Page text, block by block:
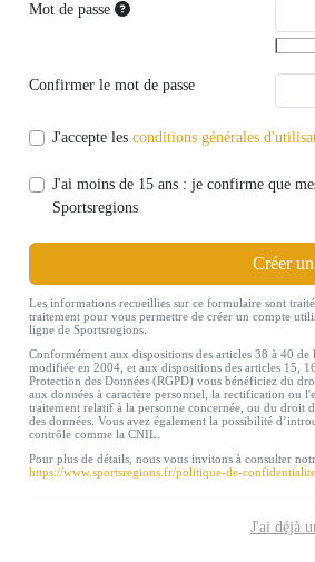
Mot de passe
Confirmer le mot de passe
J'accepte les conditions générales
J'ai moins de 15 ans : je confirme que
Sportsregions
Créer
Les informations recueillies sur ce formulaire sont
traitement pour vous permettre de créer un compte
ligne de Sportsregions.
Conformément aux dispositions des articles 38 à 40
modifiée en 2004, et aux dispositions des articles 15,
Protection des Données (RGPD) vous bénéficiez du
aux données à caractère personnel, la rectification ou
traitement relatif à la personne concernée, ou du droit
des données. Vous avez également la possibilité
contrôle comme la CNIL.
Pour plus de détails, nous vous invitons à consulter
https://www.sportsregions.fr/politique-de-confidentialite
J'ai déjà